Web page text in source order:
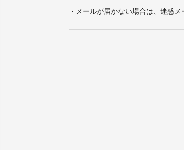
・メールが届かない場合は、迷惑